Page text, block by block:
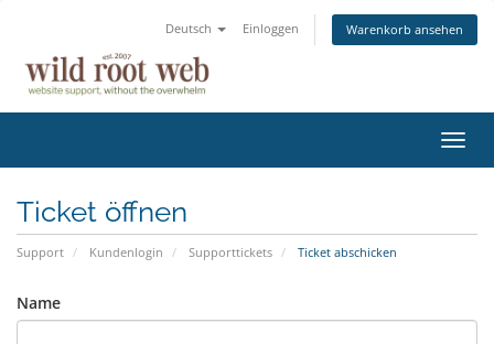
Deutsch Einloggen Warenkorb ansehen
ein-/
Ticket öffnen
Support Kundenlogin Supporttickets Ticket abschicken
Name